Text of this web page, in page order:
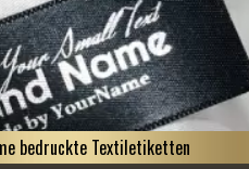
bedruckte Textiletiketten